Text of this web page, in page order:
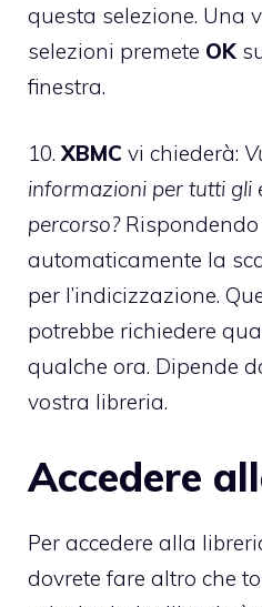
questa selezione. Una
selezioni premete OK
finestra.
10.XBMC vi chiederà:
informazioni per tutti gli
percorso?Rispondendo
automaticamente la
per l’indicizzazione.
potrebbe richiedere
qualche ora. Dipende
vostra libreria.
Accedere
Per accedere alla
dovrete fare altro che